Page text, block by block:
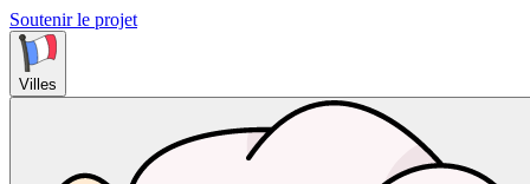
Soutenir le projet
Villes